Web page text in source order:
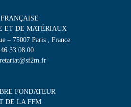
ET DE MATÉRIAUX
– 75007 Paris , France
33 08 00
FONDATEUR
DE LA FFM